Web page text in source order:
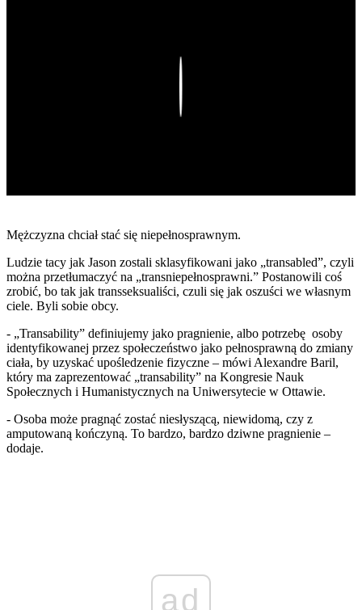
Mężczyzna chciał stać się niepełnosprawnym.
Ludzie tacy jak Jason zostali sklasyfikowani jako „transabled”, czyli
można przetłumaczyć na „transniepełnosprawni.” Postanowili coś
zrobić, bo tak jak transseksualiści, czuli się jak oszuści we własnym
ciele. Byli sobie obcy.
- „Transability” definiujemy jako pragnienie, albo potrzebę osoby
identyfikowanej przez społeczeństwo jako pełnosprawną do zmiany
ciała, by uzyskać upośledzenie fizyczne – mówi Alexandre Baril,
który ma zaprezentować „transability” na Kongresie Nauk
Społecznych i Humanistycznych na Uniwersytecie w Ottawie.
- Osoba może pragnąć zostać niesłyszącą, niewidomą, czy z
amputowaną kończyną. To bardzo, bardzo dziwne pragnienie –
dodaje.
ad